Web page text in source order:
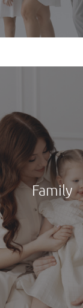
Family